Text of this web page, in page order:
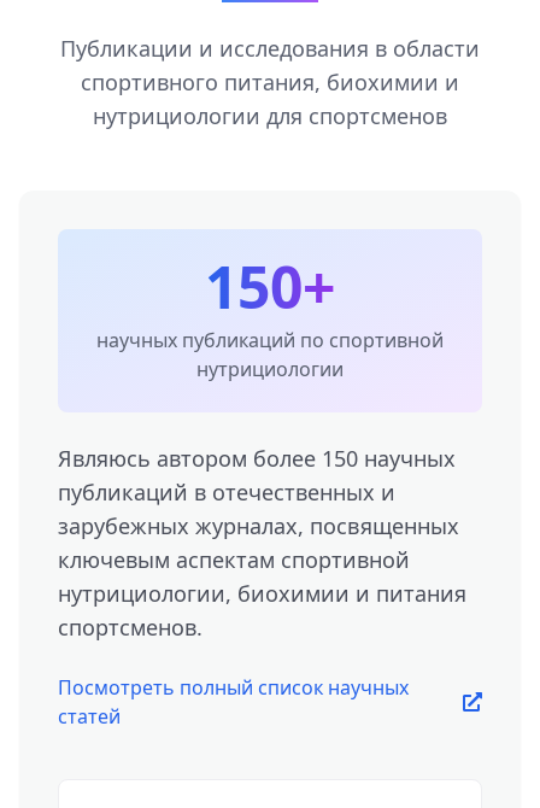
Публикации и исследования в области
спортивного питания, биохимии и
нутрициологии для спортсменов
150+
научных публикаций по спортивной
нутрициологии
Являюсь автором более 150 научных
публикаций в отечественных и
зарубежных журналах, посвященных
ключевым аспектам спортивной
нутрициологии, биохимии и питания
спортсменов.
Посмотреть полный список научных
статей